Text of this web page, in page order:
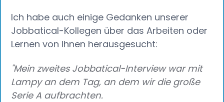
Ich habe auch einige Gedanken unserer
Jobbatical-Kollegen über das Arbeiten oder
Lernen von Ihnen herausgesucht:
"Mein zweites Jobbatical-Interview war mit
Lampy an dem Tag, an dem wir die große
Serie A aufbrachten.